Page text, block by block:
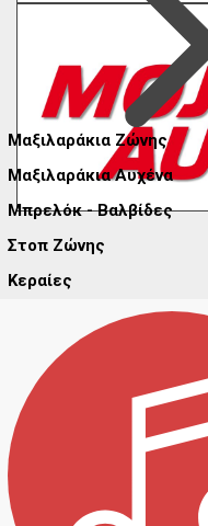
Μαξιλαράκια Ζώνης
Μαξιλαράκια Αυχένα
Μπρελόκ - Βαλβίδες
Στοπ Ζώνης
Κεραίες
Πολύ καλή